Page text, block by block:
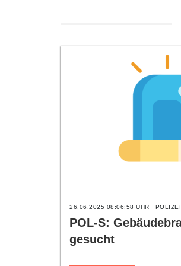
26.06.2025 08:06:58 UHR
POL-S:
gesucht